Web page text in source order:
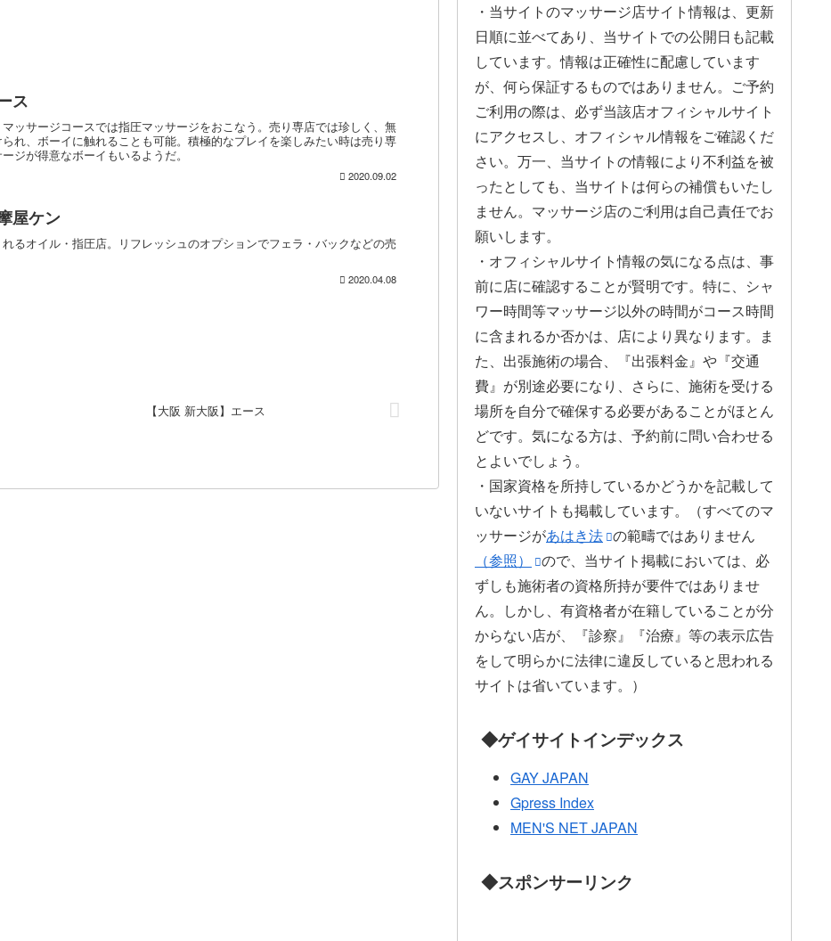
ス
ッサージコースでは指圧マッサージをおこなう。売り専店では珍しく、無
れ、ボーイに触れることも可能。積極的なプレイを楽しみたい時は売り専
ジが得意なボーイもいるようだ。
2020.09.02
屋ケン
るオイル・指圧店。リフレッシュのオプションでフェラ・バックなどの売
2020.04.08
【大阪 新大阪】エース
・当サイトのマッサージ店サイト情報は、更新
日順に並べてあり、当サイトでの公開日も記載
しています。情報は正確性に配慮しています
が、何ら保証するものではありません。ご予約
ご利用の際は、必ず当該店オフィシャルサイト
にアクセスし、オフィシャル情報をご確認くだ
さい。万一、当サイトの情報により不利益を被
ったとしても、当サイトは何らの補償もいたし
ません。マッサージ店のご利用は自己責任でお
願いします。
・オフィシャルサイト情報の気になる点は、事
前に店に確認することが賢明です。特に、シャ
ワー時間等マッサージ以外の時間がコース時間
に含まれるか否かは、店により異なります。ま
た、出張施術の場合、『出張料金』や『交通
費』が別途必要になり、さらに、施術を受ける
場所を自分で確保する必要があることがほとん
どです。気になる方は、予約前に問い合わせる
とよいでしょう。
・国家資格を所持しているかどうかを記載して
いないサイトも掲載しています。（すべてのマ
ッサージがあはき法 の範疇ではありません
（参照）
ので、当サイト掲載においては、必
ずしも施術者の資格所持が要件ではありませ
ん。しかし、有資格者が在籍していることが分
からない店が、『診察』『治療』等の表示広告
をして明らかに法律に違反していると思われる
サイトは省いています。）
◆ゲイサイトインデックス
GAY JAPAN
Gpress Index
MEN'S NET JAPAN
◆スポンサーリンク